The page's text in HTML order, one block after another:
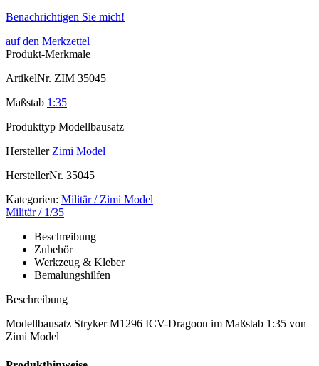
Benachrichtigen Sie mich!
auf den Merkzettel
Produkt-Merkmale
ArtikelNr. ZIM 35045
Maßstab 1:35
Produkttyp Modellbausatz
Hersteller Zimi Model
HerstellerNr. 35045
Kategorien: Militär / Zimi Model
Militär / 1/35
Beschreibung
Zubehör
Werkzeug & Kleber
Bemalungshilfen
Beschreibung
Modellbausatz Stryker M1296 ICV-Dragoon im Maßstab 1:35 von
Zimi Model